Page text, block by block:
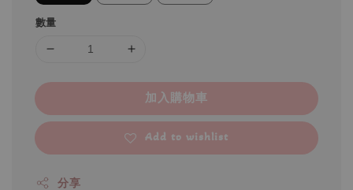
數量
加入購物車
Add to wishlist
分享